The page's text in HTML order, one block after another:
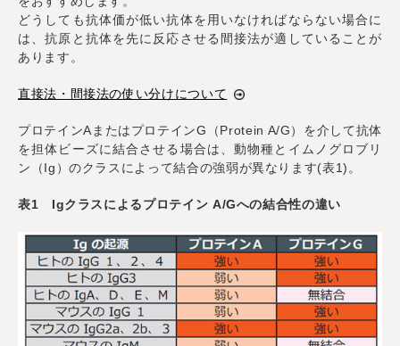
どうしても抗体価が低い抗体を用いなければならない場合に
は、抗原と抗体を先に反応させる間接法が適していることが
あります。
直接法・間接法の使い分けについて
プロテインAまたはプロテインG（Protein A/G）を介して抗体
を担体ビーズに結合させる場合は、動物種とイムノグロブリ
ン（Ig）のクラスによって結合の強弱が異なります(表1)。
表1 Igクラスによるプロテイン A/Gへの結合性の違い